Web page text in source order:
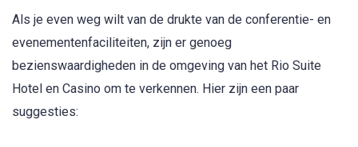
Als je even weg wilt van de drukte van de conferentie- en
evenementenfaciliteiten, zijn er genoeg
bezienswaardigheden in de omgeving van het Rio Suite
Hotel en Casino om te verkennen. Hier zijn een paar
suggesties: